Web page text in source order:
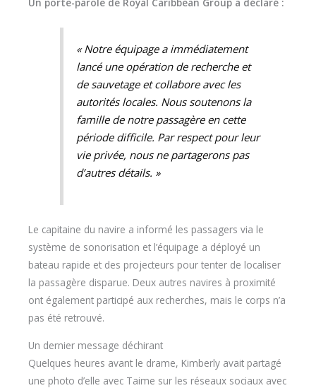
« Notre équipage a immédiatement
lancé une opération de recherche et
de sauvetage et collabore avec les
autorités locales. Nous soutenons la
famille de notre passagère en cette
période difficile. Par respect pour leur
vie privée, nous ne partagerons pas
d’autres détails. »
Le capitaine du navire a informé les passagers via le
système de sonorisation et l’équipage a déployé un
bateau rapide et des projecteurs pour tenter de localiser
la passagère disparue. Deux autres navires à proximité
ont également participé aux recherches, mais le corps n’a
pas été retrouvé.
Un dernier message déchirant
Quelques heures avant le drame, Kimberly avait partagé
une photo d’elle avec Taime sur les réseaux sociaux avec